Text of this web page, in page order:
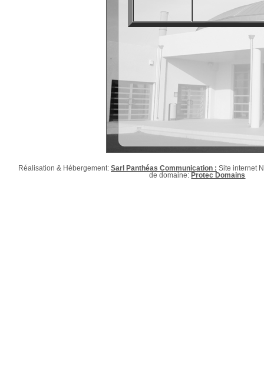
Réalisation & Hébergement: Sarl Panthéas Communication : Site internet
de domaine: Protec Domains